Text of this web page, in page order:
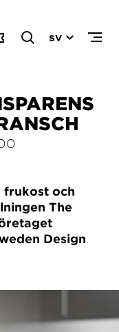
SV
frukost och
The
Design